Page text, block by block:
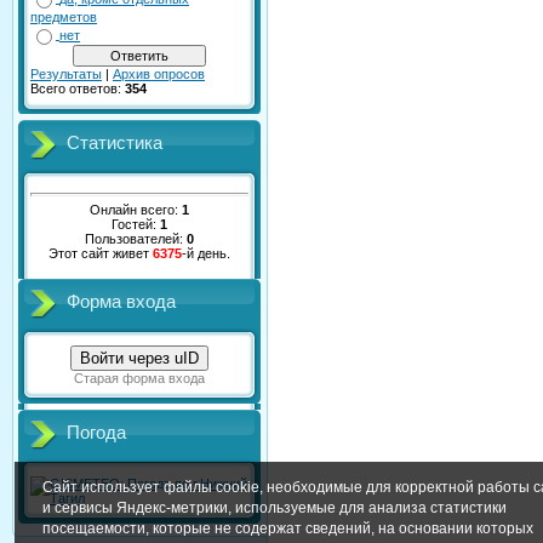
предметов
нет
Результаты | Архив опросов
Всего ответов: 354
Статистика
Онлайн всего: 1
Гостей: 1
Пользователей: 0
Этот сайт живет 6375-й день.
Форма входа
Войти через uID
Старая форма входа
Погода
Сайт использует файлы cookie, необходимые для корректной работы
и сервисы Яндекс-метрики, используемые для анализа статистики
посещаемости, которые не содержат сведений, на основании которых